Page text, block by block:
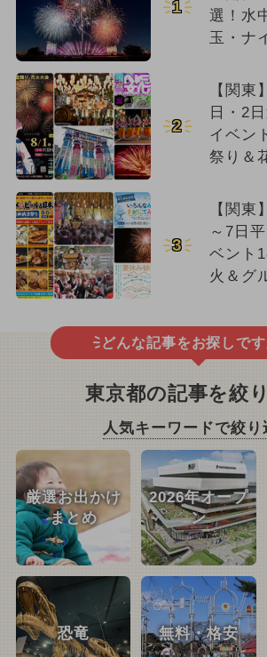
1
選！水
玉・ナ
2
【関東
日・2
イベン
祭り＆
3
【関東
～7日
ベント
火＆グ
どんな記事をお探しです
東京都の記事を絞
人気キーワードで絞り
厳選お出かけ
まとめ
2026年オープ
ン
恐竜 無料・格安